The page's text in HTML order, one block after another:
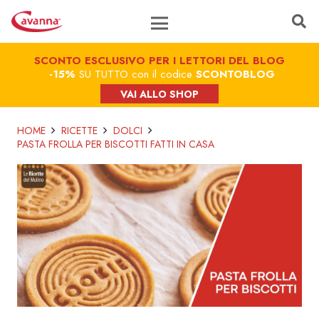
SCONTO ESCLUSIVO PER I LETTORI DEL BLOG
-15% SU TUTTO con il codice SCONTOBLOG
VAI ALLO SHOP
HOME RICETTE
DOLCI
PASTA FROLLA PER BISCOTTI FATTI IN CASA